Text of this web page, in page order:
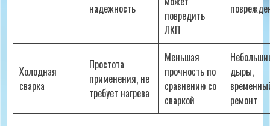
надежность
повредить
ЛКП
Холодная
сварка
Простота
применения‚ не
требует нагрева
Меньшая
прочность по
сравнению со
сваркой
дыры‚
ремонт